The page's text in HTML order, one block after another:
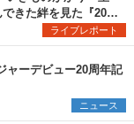
きた絆を見た『20周
ライブレポート
ャーデビュー20周年記
ニュース